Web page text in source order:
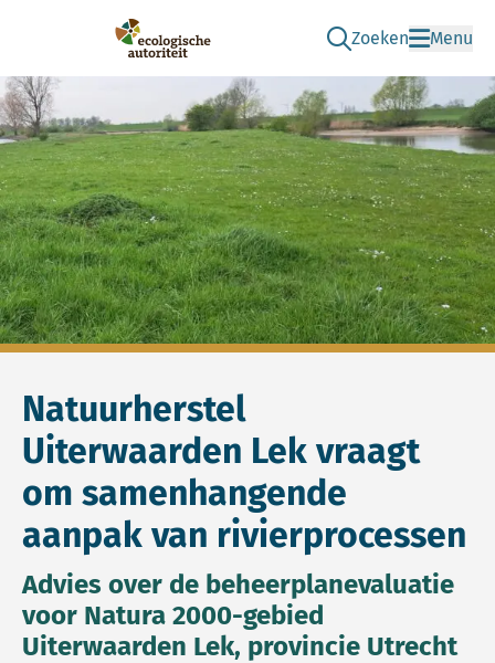
Ecologische Autoriteit
Zoeken
Ga naar de zoek
Menu
Natuurherstel
Uiterwaarden Lek vraagt
om samenhangende
aanpak van rivierprocessen
Advies over de beheerplanevaluatie
voor Natura 2000-gebied
Uiterwaarden Lek, provincie Utrecht